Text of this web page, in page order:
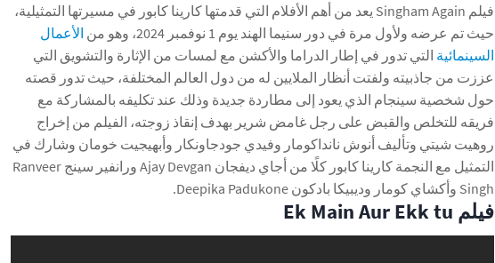
فيلم Singham Again يعد من أهم الأفلام التي قدمتها كارينا كابور في مسيرتها التمثيلية،
حيث تم عرضه ولأول مرة في دور سنيما الهند يوم 1 نوفمبر 2024، وهو من
الأعمال
السينمائية التي تدور في إطار الدراما والأكشن مع لمسات من الإثارة والتشويق التي
عززت من جاذبيته ولفتت أنظار الملايين له من دول العالم المختلفة، حيث تدور قصته
حول شخصية سينجام الذي يعود إلى مطاردة جديدة وذلك عند تكليفه بالمشاركة مع
فريقه للتخلص والقبض على رجل غامض شرير بهدف إنقاذ زوجته، الفيلم من إخراج
روهيت شيتي وتأليف أنوش نانداكومار وفيدي جودجاونكار وأبهيجيت خومان وشارك في
التمثيل مع النجمة كارينا كابور كلًا من أجاي ديفجان Ajay Devgan ورانفير سينج Ranveer
Singh وأكشاي كومار وديبيكا بادكون Deepika Padukone.
فيلم Ek Main Aur Ekk tu